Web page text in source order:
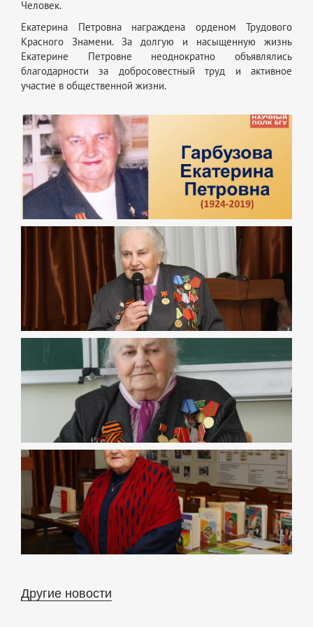
Человек.
Екатерина Петровна награждена орденом Трудового
Красного Знамени. За долгую и насыщенную жизнь
Екатерине Петровне неоднократно объявлялись
благодарности за добросовестный труд и активное
участие в общественной жизни.
Другие новости